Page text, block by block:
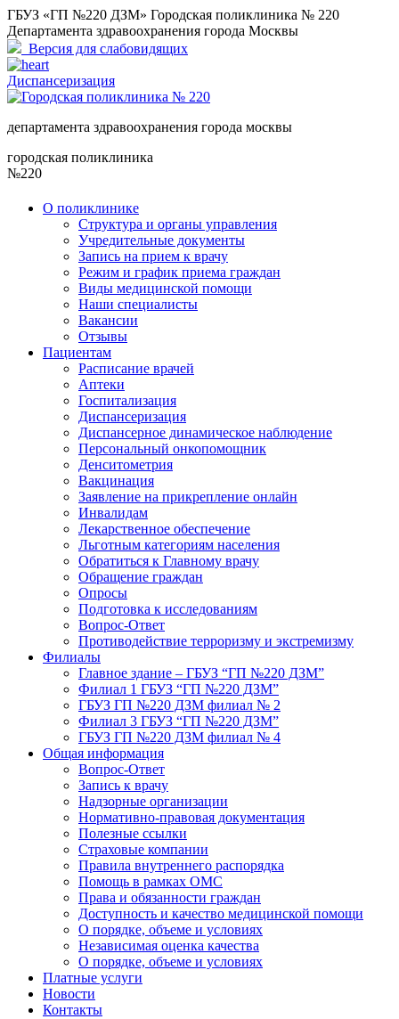
ГБУЗ «ГП №220 ДЗМ» Городская поликлиника № 220
Департамента здравоохранения города Москвы
Версия для слабовидящих
Диспансеризация
департамента здравоохранения города москвы
городская поликлиника
№220
О поликлинике
Структура и органы управления
Учредительные документы
Запись на прием к врачу
Режим и график приема граждан
Виды медицинской помощи
Наши специалисты
Вакансии
Отзывы
Пациентам
Расписание врачей
Аптеки
Госпитализация
Диспансеризация
Диспансерное динамическое наблюдение
Персональный онкопомощник
Денситометрия
Вакцинация
Заявление на прикрепление онлайн
Инвалидам
Лекарственное обеспечение
Льготным категориям населения
Обратиться к Главному врачу
Обращение граждан
Опросы
Подготовка к исследованиям
Вопрос-Ответ
Противодействие терроризму и экстремизму
Филиалы
Главное здание – ГБУЗ “ГП №220 ДЗМ”
Филиал 1 ГБУЗ “ГП №220 ДЗМ”
ГБУЗ ГП №220 ДЗМ филиал № 2
Филиал 3 ГБУЗ “ГП №220 ДЗМ”
ГБУЗ ГП №220 ДЗМ филиал № 4
Общая информация
Вопрос-Ответ
Запись к врачу
Надзорные организации
Нормативно-правовая документация
Полезные ссылки
Страховые компании
Правила внутреннего распорядка
Помощь в рамках ОМС
Права и обязанности граждан
Доступность и качество медицинской помощи
О порядке, объеме и условиях
Независимая оценка качества
О порядке, объеме и условиях
Платные услуги
Новости
Контакты